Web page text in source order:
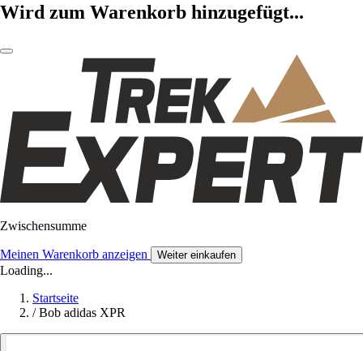
Wird zum Warenkorb hinzugefügt...
Zwischensumme
Meinen Warenkorb anzeigen Weiter einkaufen
Loading...
Startseite
/ Bob adidas XPR